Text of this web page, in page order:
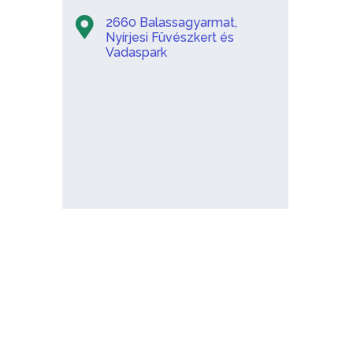
2660 Balassagyarmat,
Nyírjesi Füvészkert és
Vadaspark